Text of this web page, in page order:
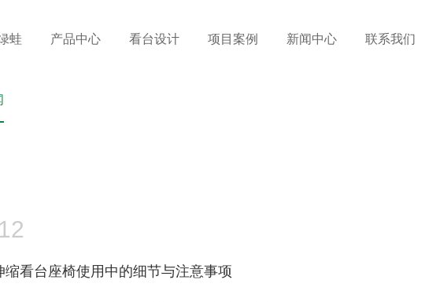
蛙 产品中心 看台设计 项目案例 新闻中心 联系我们
缩看台座椅使用中的细节与注意事项